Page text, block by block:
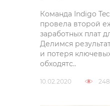
Команда Indigo
провела второй
заработных плат
Делимся
и потеря
обходятс..
10.02.2020